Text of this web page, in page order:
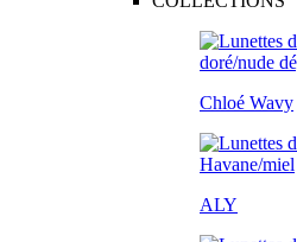
Chloé Wavy
ALY